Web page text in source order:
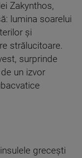
Zakynthos,
lumina soarelui
și
strălucitoare.
surprinde
un izvor
grecești